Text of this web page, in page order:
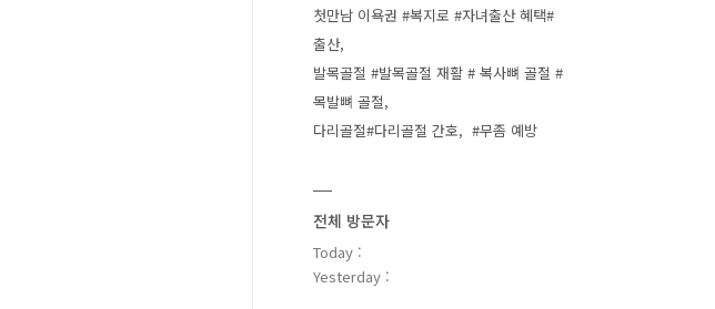
첫만남 이욕권 #복지로 #자녀출산 혜택#
출산
발목골절 #발목골절 재활 # 복사뼈 골절 #
목발뼈 골절
다리골절#다리골절 간호
#무좀 예방
전체 방문자
Today :
Yesterday :